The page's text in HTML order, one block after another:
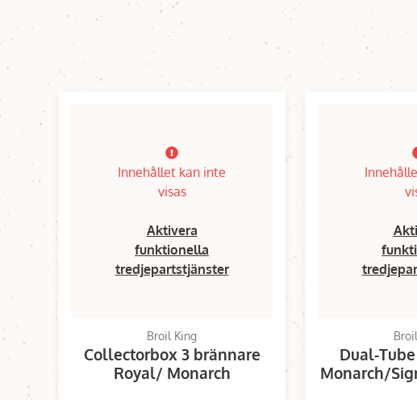
Innehållet kan inte
visas
Aktivera
funktionella
tredjepartstjänster
Broil King
Collectorbox 3 brännare
Royal/ Monarch
Dual-
Monarch/